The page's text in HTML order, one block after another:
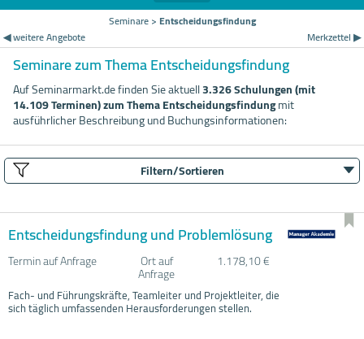
Seminare> Entscheidungsfindung
◀ weitere Angebote
Merkzettel ▶
Seminare zum Thema Entscheidungsfindung
Auf Seminarmarkt.de finden Sie aktuell3.326 Schulungen (mit
14.109 Terminen) zum Thema Entscheidungsfindungmit
ausführlicher Beschreibung und Buchungsinformationen:
Filtern/Sortieren
Entscheidungsfindung und Problemlösung
Termin auf Anfrage Ort auf
Anfrage
1.178,10 €
Fach- und Führungskräfte, Teamleiter und Projektleiter, die
sich täglich umfassenden Herausforderungen stellen.